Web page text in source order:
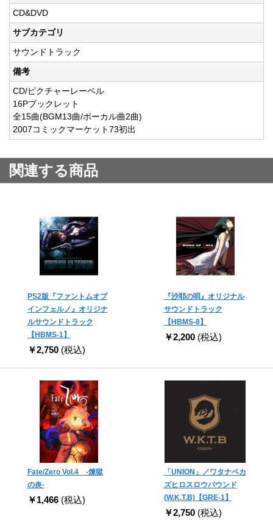
CD&DVD
サブカテゴリ
サウンドトラック
備考
CD/ピクチャーレーベル
16Pブックレット
全15曲(BGM13曲/ボーカル曲2曲)
2007コミックマーケット73初出
関連する商品
PS2版『ファントムオブ
インフェルノ』オリジナ
ルサウンドトラック
【HBMS-1】
￥2,750 (税込)
『沙耶の唄』オリジナル
サウンドトラック
【HBMS-8】
￥2,200 (税込)
Fate/Zero Vol.4 -煉獄
の炎-
￥1,466 (税込)
「UNION」／ワタナベカ
ズヒロスロウバウンド
(W.K.T.B)【GRE-1】
￥2,750 (税込)